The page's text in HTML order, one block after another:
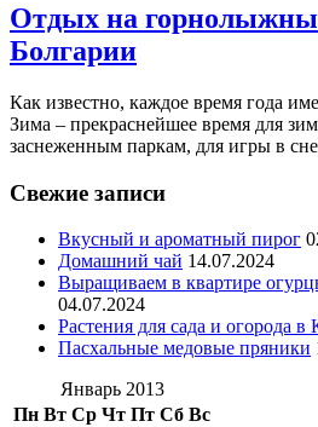
Отдых на
Болгарии
Как известно, каждое время года
Зима – прекраснейшее время для
заснеженным паркам, для игры в
Свежие записи
Вкусный и ароматный пирог
Домашний чай 14.07.2024
Выращиваем в квартире
04.07.2024
Растения для сада и огорода в
Пасхальные медовые пряники
Январь 2013
Пн Вт Ср Чт Пт Сб Вс